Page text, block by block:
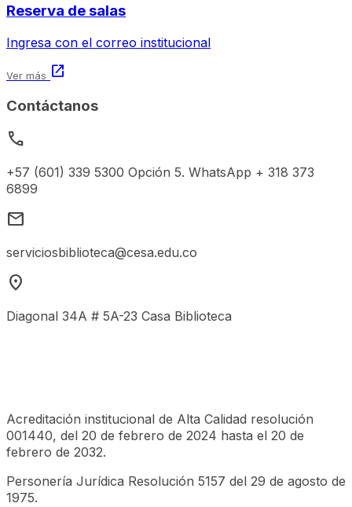
Reserva de salas
Ingresa con el correo institucional
Ver más open_in_new
Contáctanos
call
+57 (601) 339 5300 Opción 5. WhatsApp + 318 373
6899
mail
serviciosbiblioteca@cesa.edu.co
location_on
Diagonal 34A # 5A-23 Casa Biblioteca
Acreditación institucional de Alta Calidad resolución
001440, del 20 de febrero de 2024 hasta el 20 de
febrero de 2032.
Personería Jurídica Resolución 5157 del 29 de agosto de
1975.